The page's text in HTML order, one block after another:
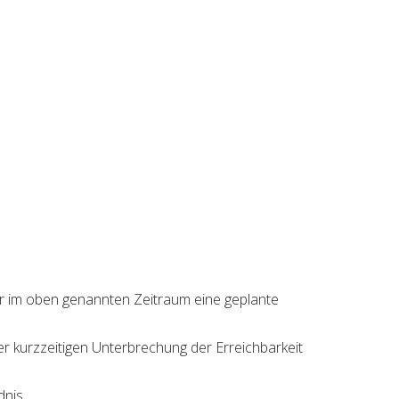
oben genannten Zeitraum eine geplante
kurzzeitigen Unterbrechung der Erreichbarkeit